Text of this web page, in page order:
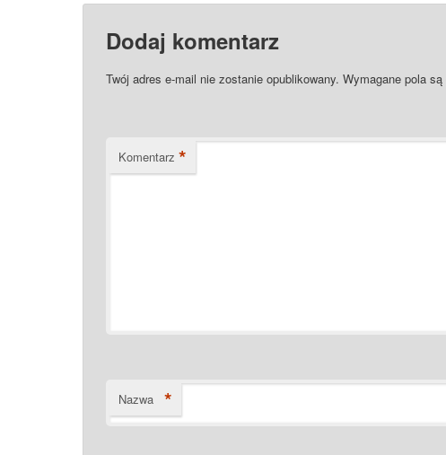
Dodaj komentarz
Twój adres e-mail nie zostanie opublikowany. Wymagane pola
Komentarz *
Nazwa *